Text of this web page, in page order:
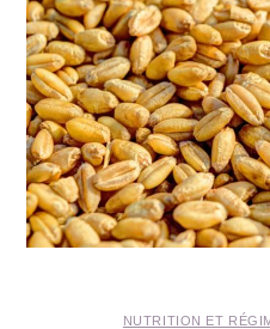
NUTRITION
MÉDECINE
MÉDECINE DOUCE
BIEN-ÊTRE
NUTRITION ET